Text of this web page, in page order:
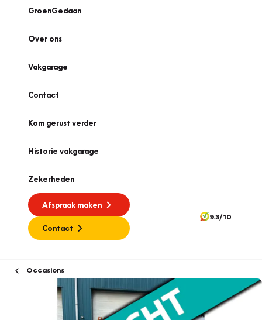
GroenGedaan
Over ons
Vakgarage
Contact
Kom gerust verder
Historie vakgarage
Zekerheden
Afspraak maken
Contact
9.3/10
Occasions